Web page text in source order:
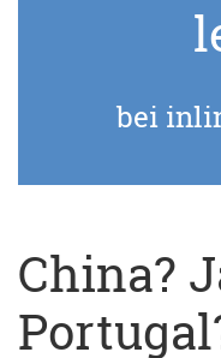
bei
China?